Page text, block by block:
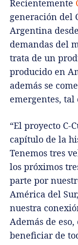
Recientemente
generación del
Argentina
demandas del
trata de un
producido en
además se
emergentes, tal
“El proyecto C-
capítulo de la
Tenemos tres
los próximos
parte por
América del
nuestra
Además de
beneficiar de